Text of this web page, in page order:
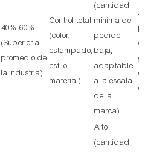
40%-60%
(Superior al
promedio de
la industria)
Control total
(color,
estampado,
estilo,
material)
(cantidad
mínima de
pedido
baja,
adaptable
a la escala
de la
marca)
el
Alto
(cantidad